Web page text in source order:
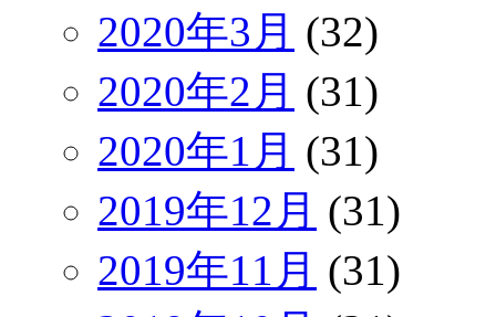
2020年3月 (32)
2020年2月 (31)
2020年1月 (31)
2019年12月 (31)
2019年11月 (31)